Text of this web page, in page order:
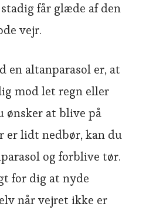
får glæde af den
vejr.
en altanparasol er, at
mod let regn eller
ønsker at blive på
er lidt nedbør, kan du
og forblive tør.
for dig at nyde
når vejret ikke er